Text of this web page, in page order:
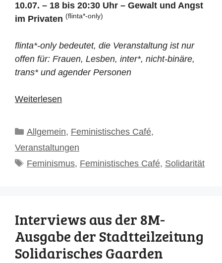
10.07. – 18 bis 20:30 Uhr – Gewalt und Angst
im Privaten (flinta*-only)
flinta*-only bedeutet, die Veranstaltung ist nur
offen für: Frauen, Lesben, inter*, nicht-binäre,
trans* und agender Personen
Weiterlesen
Kategorien
Allgemein, Feministisches Café,
Veranstaltungen
Schlagwörter
Feminismus, Feministisches Café, Solidarität
Interviews aus der 8M-
Ausgabe der Stadtteilzeitung
Solidarisches Gaarden